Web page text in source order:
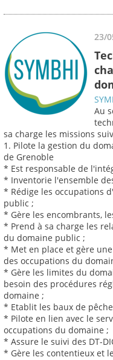
23/
Au
sa charge les missions
1. Pilote la gestion du
de Grenoble
* Est responsable de
* Inventorie l'ensemble
* Rédige les occupations
public ;
* Gère les encombrants,
* Prend à sa charge les
du domaine public ;
* Met en place et gère
des occupations du
* Gère les limites du
besoin des procédures
domaine ;
* Etablit les baux de
* Pilote en lien avec le
occupations du domaine ;
* Assure le suivi des DT-
* Gère les contentieux et